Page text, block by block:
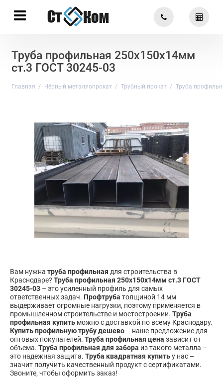
Труба профильная 250х150х14мм
ст.3 ГОСТ 30245-03
Главная Чёрный металлопрокат Трубный прокат Труба
Вам нужна труба профильная для строительства в
Краснодаре? Труба профильная 250х150х14мм ст.3 ГОСТ
30245-03 – это усиленный профиль для самых
ответственных задач. Профтруба толщиной 14 мм
выдерживает огромные нагрузки, поэтому применяется в
промышленном строительстве и мостостроении. Труба
профильная купить можно с доставкой по всему Краснодару.
Купить профильную трубу дешево – наше предложение для
оптовых покупателей. Труба профильная цена зависит от
объема. Труба профильная для забора из такого металла –
это надежная защита. Труба квадратная купитьу нас –
значит получить качественный продукт с сертификатами.
Звоните, чтобы оформить заказ!